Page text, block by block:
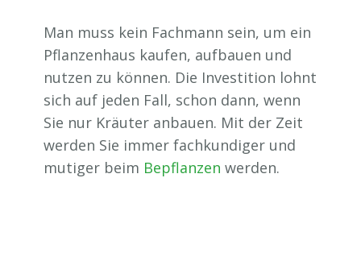
Man muss kein Fachmann sein, um ein
Pflanzenhaus kaufen, aufbauen und
nutzen zu können. Die Investition lohnt
sich auf jeden Fall, schon dann, wenn
Sie nur Kräuter anbauen. Mit der Zeit
werden Sie immer fachkundiger und
mutiger beim Bepflanzen werden.